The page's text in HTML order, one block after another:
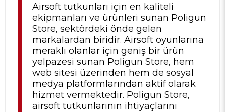
Airsoft tutkunları için en kaliteli
ekipmanları ve ürünleri sunan Poligun
Store, sektördeki önde gelen
markalardan biridir. Airsoft oyunlarına
meraklı olanlar için geniş bir ürün
yelpazesi sunan Poligun Store, hem
web sitesi üzerinden hem de sosyal
medya platformlarından aktif olarak
hizmet vermektedir. Poligun Store,
airsoft tutkunlarının ihtiyaçlarını